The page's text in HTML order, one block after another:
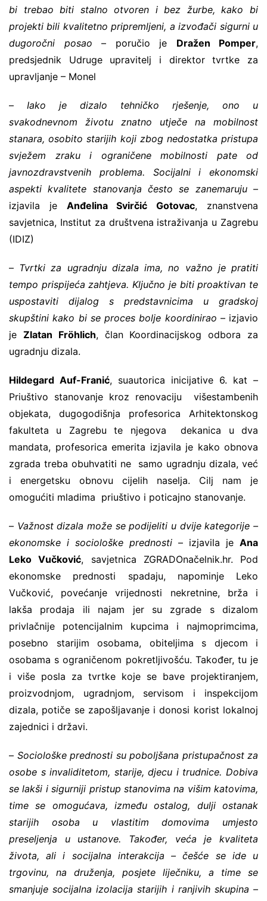
bi trebao biti stalno otvoren i bez žurbe, kako bi
projekti bili kvalitetno pripremljeni, a izvođači sigurni u
dugoročni posao – poručio je Dražen Pomper,
predsjednik Udruge upravitelj i direktor tvrtke za
upravljanje – Monel
– Iako je dizalo tehničko rješenje, ono u
svakodnevnom životu znatno utječe na mobilnost
stanara, osobito starijih koji zbog nedostatka pristupa
svježem zraku i ograničene mobilnosti pate od
javnozdravstvenih problema. Socijalni i ekonomski
aspekti kvalitete stanovanja često se zanemaruju–
izjavila je Anđelina Svirčić Gotovac, znanstvena
savjetnica, Institut za društvena istraživanja u Zagrebu
(IDIZ)
– Tvrtki za ugradnju dizala ima, no važno je pratiti
tempo prispijeća zahtjeva. Ključno je biti proaktivan te
uspostaviti dijalog s predstavnicima u gradskoj
skupštini kako bi se proces bolje koordinirao – izjavio
je Zlatan Fröhlich, član Koordinacijskog odbora za
ugradnju dizala.
Hildegard Auf-Franić, suautorica inicijative 6. kat –
Priuštivo stanovanje kroz renovaciju višestambenih
objekata, dugogodišnja profesorica Arhitektonskog
fakulteta u Zagrebu te njegova dekanica u dva
mandata, profesorica emerita izjavila je kako obnova
zgrada treba obuhvatiti ne samo ugradnju dizala, već
i energetsku obnovu cijelih naselja. Cilj nam je
omogućiti mladima priuštivo i poticajno stanovanje.
– Važnost dizala može se podijeliti u dvije kategorije –
ekonomske i sociološke prednosti – izjavila je Ana
Leko Vučković, savjetnica ZGRADOnačelnik.hr. Pod
ekonomske prednosti spadaju, napominje Leko
Vučković, povećanje vrijednosti nekretnine, brža i
lakša prodaja ili najam jer su zgrade s dizalom
privlačnije potencijalnim kupcima i najmoprimcima,
posebno starijim osobama, obiteljima s djecom i
osobama s ograničenom pokretljivošću. Također, tu je
i više posla za tvrtke koje se bave projektiranjem,
proizvodnjom, ugradnjom, servisom i inspekcijom
dizala, potiče se zapošljavanje i donosi korist lokalnoj
zajednici i državi.
– Sociološke prednosti su poboljšana pristupačnost za
osobe s invaliditetom, starije, djecu i trudnice. Dobiva
se lakši i sigurniji pristup stanovima na višim katovima,
time se omogućava, između ostalog, dulji ostanak
starijih osoba u vlastitim domovima umjesto
preseljenja u ustanove. Također, veća je kvaliteta
života, ali i socijalna interakcija – češće se ide u
trgovinu, na druženja, posjete liječniku, a time se
smanjuje socijalna izolacija starijih i ranjivih skupina –